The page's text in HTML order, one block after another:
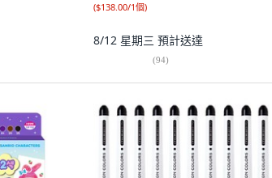
($138.00/1個)
8/12 星期三 預計送達
(94)